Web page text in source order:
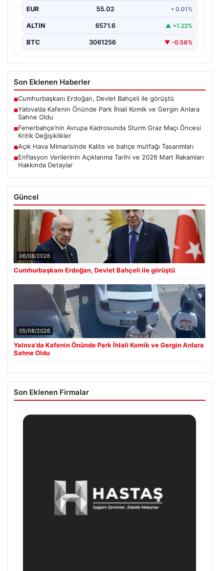
EUR 55.02 • 0.01%
ALTIN 6571.6 ▲ +1.22%
BTC 3061256 ▼ -0.56%
Son Eklenen Haberler
■Cumhurbaşkanı Erdoğan, Devlet Bahçeli ile görüştü
■Yalova’da Kafenin Önünde Park İhlali Komik ve Gergin Anlara
Sahne Oldu
■Fenerbahçe’nin Avrupa Kadrosunda Sturm Graz Maçı Öncesi
Kritik Değişiklikler
■Açık Hava Mimarisinde Kalite ve bahçe mutfağı Tasarımları
■Enflasyon Verilerinin Açıklanma Tarihi ve 2026 Mart Rakamları
Hakkında Detaylar
Güncel
06/08/2026
Cumhurbaşkanı Erdoğan, Devlet Bahçeli ile görüştü
05/08/2026
Yalova’da Kafenin Önünde Park İhlali Komik ve Gergin Anlara
Sahne Oldu
Son Eklenen Firmalar